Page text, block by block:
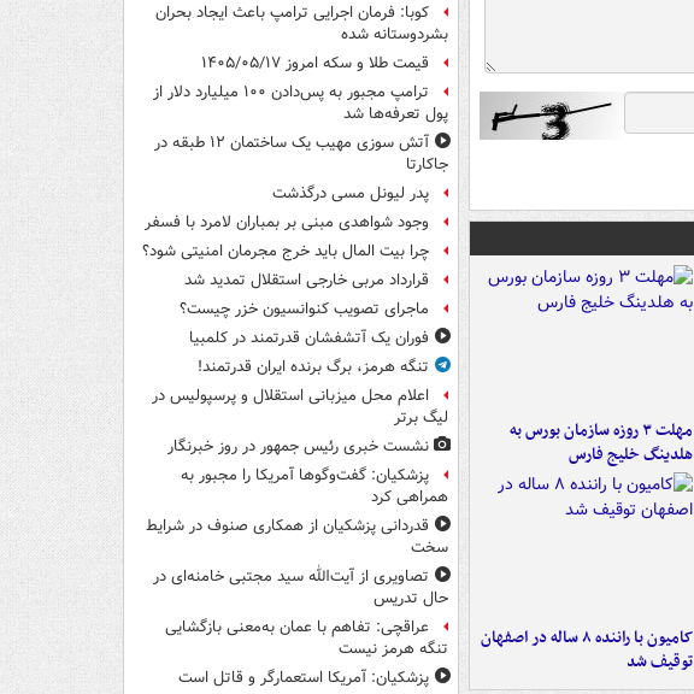
مهلت ۳ روزه سازمان بورس به
هلدینگ خلیج فارس
کامیون با راننده ۸ ساله در اصفهان
توقیف شد
کوبا: فرمان اجرایی ترامپ باعث ایجاد بحران
بشردوستانه شده
قیمت طلا و سکه امروز ۱۴۰۵/۰۵/۱۷
ترامپ مجبور به پس‌دادن ۱۰۰ میلیارد دلار از
پول تعرفه‌ها شد
آتش سوزی مهیب یک ساختمان ۱۲ طبقه در
جاکارتا
پدر لیونل مسی درگذشت
وجود شواهدی مبنی بر بمباران لامرد با فسفر
چرا بیت المال باید خرج مجرمان امنیتی شود؟
قرارداد مربی خارجی استقلال تمدید شد
ماجرای تصویب کنوانسیون خزر چیست؟
فوران یک آتشفشان قدرتمند در کلمبیا
تنگه هرمز، برگ برنده ایران قدرتمند!
اعلام محل میزبانی استقلال و پرسپولیس در
لیگ برتر
نشست خبری رئیس جمهور در روز خبرنگار
پزشکیان: گفت‌وگوها آمریکا را مجبور به
همراهی کرد
قدردانی پزشکیان از همکاری صنوف در شرایط
سخت
تصاویری از آیت‌الله سید مجتبی خامنه‌ای در
حال تدریس
عراقچی: تفاهم با عمان به‌معنی بازگشایی
تنگه هرمز نیست
پزشکیان: آمریکا استعمارگر و قاتل است